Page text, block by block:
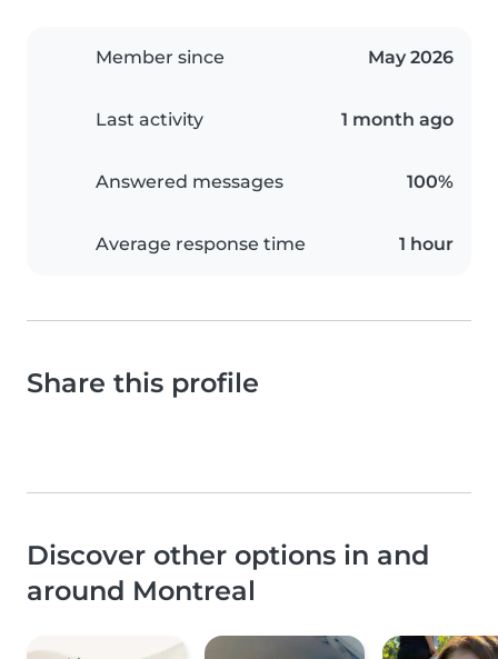
Member since May 2026
Last activity 1 month ago
Answered messages 100%
Average response time 1 hour
Share this profile
Discover other options in and
around Montreal